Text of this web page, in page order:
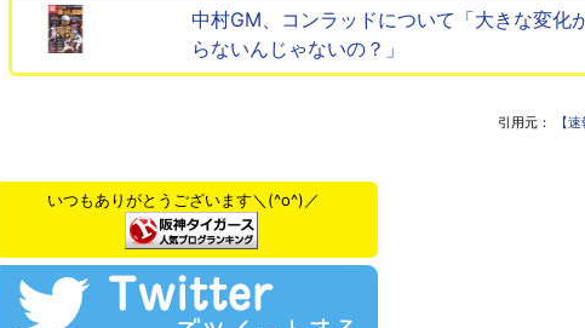
中村GM、コンラッドについて「大きな変化
らないんじゃないの？」
引用元： 【
いつもありがとうございます＼(^o^)／